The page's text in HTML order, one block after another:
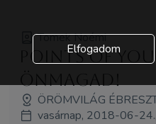
Tomek Noémi
Points of
Önmagad!
ÖRÖMVILÁG
vasárnap, 2018-06-
Elfogadom